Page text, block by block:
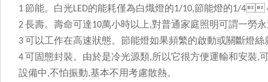
1節能。白光LED的能耗僅為白熾燈的1/10,節能燈的1/4
2長壽。壽命可達10萬小時以上,對普通家庭照明可謂一勞永逸
3可以工作在高速狀態。節能燈如果頻繁的啟動或關斷燈絲
4可固態封裝。由於是冷光源類,所以它很方便運輸和安裝,
設備中,不怕振動,基本不用考慮散熱。